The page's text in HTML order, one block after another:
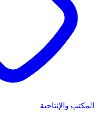
المكتب والإنتاجية